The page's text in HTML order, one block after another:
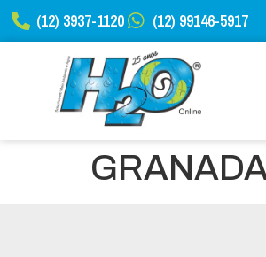
(12) 3937-1120 (12) 99146-5917